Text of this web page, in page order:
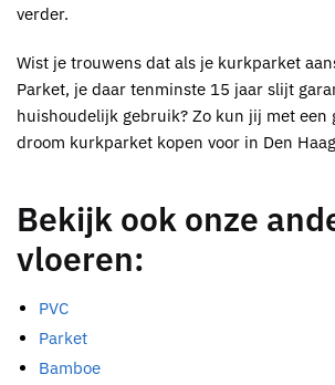
verder.
Wist je trouwens dat als je kurkparket
Parket, je daar tenminste 15 jaar slijt
huishoudelijk gebruik? Zo kun jij met een
droom kurkparket kopen voor in Den Haag
Bekijk ook onze
vloeren:
PVC
Parket
Bamboe